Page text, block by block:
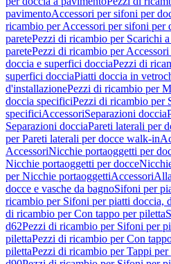
pavimentoAccessori per sifoni per
ricambio per Accessori per sifoni per
paretePezzi di ricambio per Scarichi a
paretePezzi di ricambio per
doccia e superfici docciaPezzi di
superfici docciaPiatti doccia in
d'installazionePezzi di ricambio per
doccia specificiPezzi di ricambio per
specificiAccessoriSeparazioni doccia
Separazioni docciaPareti laterali per
per Pareti laterali per docce walk-in
AccessoriNicchie portaoggetti per
Nicchie portaoggetti per docce
per Nicchie portaoggettiAccessori
docce e vasche da bagnoSifoni per
ricambio per Sifoni per piatti doccia,
di ricambio per Con tappo per piletta
d62Pezzi di ricambio per Sifoni per
pilettaPezzi di ricambio per Con
pilettaPezzi di ricambio per Tappi per